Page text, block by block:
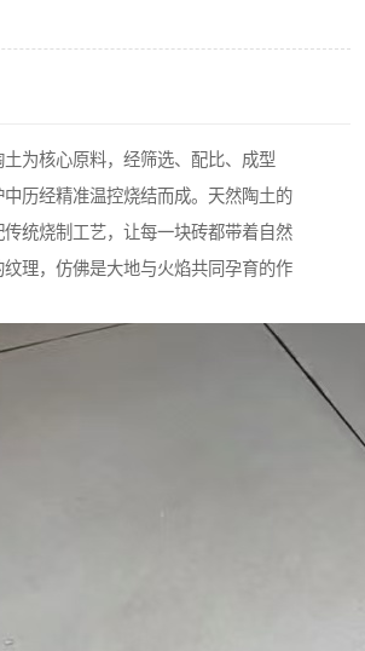
土为核心原料，经筛选、配比、成型
中历经精准温控烧结而成。天然陶土的
统烧制工艺，让每一块砖都带着自然
纹理，仿佛是大地与火焰共同孕育的作